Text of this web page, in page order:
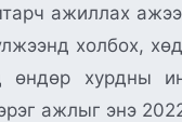
ажиллах
холбох,
хурдны
ажлыг энэ